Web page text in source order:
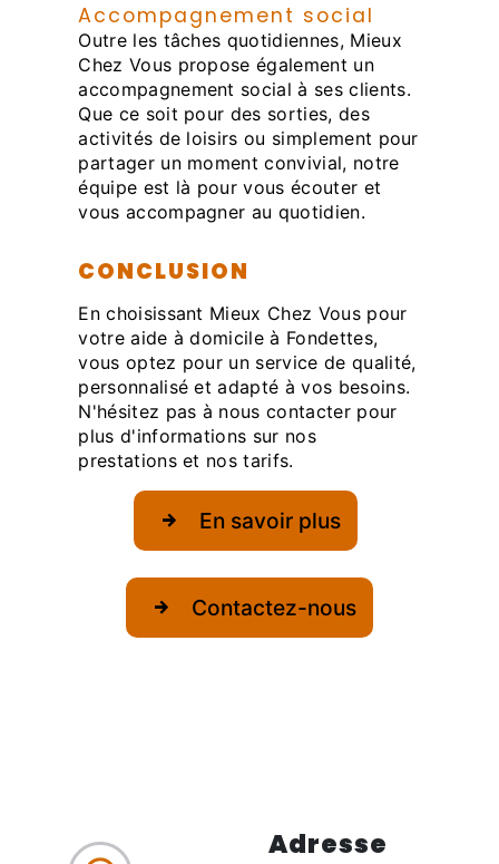
Accompagnement social
Outre les tâches quotidiennes, Mieux
Chez Vous propose également un
accompagnement social à ses clients.
Que ce soit pour des sorties, des
activités de loisirs ou simplement pour
partager un moment convivial, notre
équipe est là pour vous écouter et
vous accompagner au quotidien.
CONCLUSION
En choisissant Mieux Chez Vous pour
votre aide à domicile à Fondettes,
vous optez pour un service de qualité,
personnalisé et adapté à vos besoins.
N'hésitez pas à nous contacter pour
plus d'informations sur nos
prestations et nos tarifs.
En savoir plus
Contactez-nous
Adresse